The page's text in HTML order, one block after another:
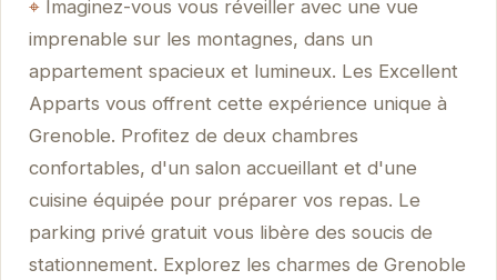
Imaginez-vous vous réveiller avec une vue
imprenable sur les montagnes, dans un
appartement spacieux et lumineux. Les Excellent
Apparts vous offrent cette expérience unique à
Grenoble. Profitez de deux chambres
confortables, d'un salon accueillant et d'une
cuisine équipée pour préparer vos repas. Le
parking privé gratuit vous libère des soucis de
stationnement. Explorez les charmes de Grenoble